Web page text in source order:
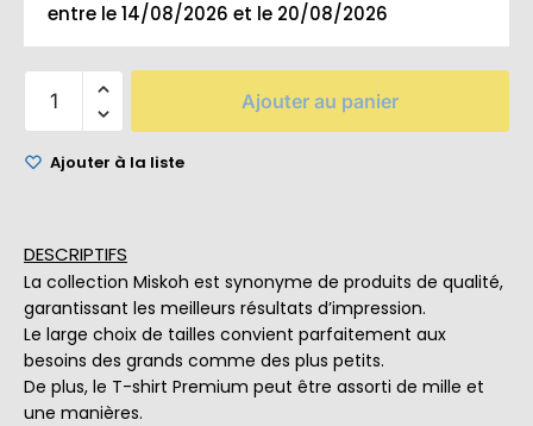
entre le 14/08/2026 et le 20/08/2026
Ajouter au panier
Ajouter à la liste
DESCRIPTIFS
La collection Miskoh est synonyme de produits de qualité,
garantissant les meilleurs résultats d’impression.
Le large choix de tailles convient parfaitement aux
besoins des grands comme des plus petits.
De plus, le T-shirt Premium peut être assorti de mille et
une manières.